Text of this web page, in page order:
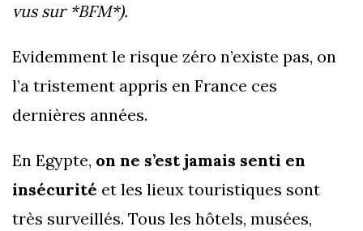
vus sur *BFM*).
Evidemment le risque zéro n’existe pas, on
l’a tristement appris en France ces
dernières années.
En Egypte, on ne s’est jamais senti en
insécurité et les lieux touristiques sont
très surveillés. Tous les hôtels, musées,